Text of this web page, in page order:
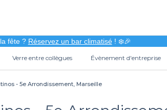
fête ? Réservez un bar climatisé! ❄️🎉
Verre entre collègues Évènement d'entreprise
- 5e Arrondissement, Marseille